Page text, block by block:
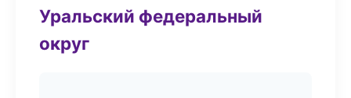
Уральский федеральный
округ